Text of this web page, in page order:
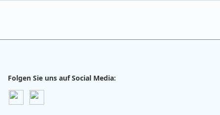
Folgen Sie uns auf Social Media: